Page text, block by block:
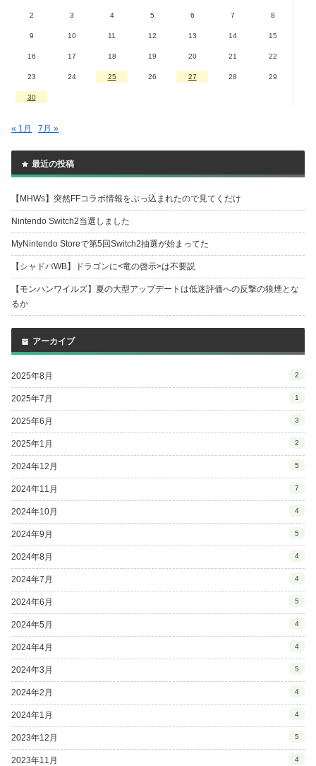
2 3 4 5 6 7 8
9 10 11 12 13 14 15
16 17 18 19 20 21 22
23 24 25 26 27 28 29
30
« 1月 7月 »
最近の投稿
【MHWs】突然FFコラボ情報をぶっ込まれたので見てくだけ
Nintendo Switch2当選しました
MyNintendo Storeで第5回Switch2抽選が始まってた
【シャドバWB】ドラゴンに<竜の啓示>は不要説
【モンハンワイルズ】夏の大型アップデートは低迷評価への反撃の狼煙とな
るか
アーカイブ
2025年8月 2
2025年7月 1
2025年6月 3
2025年1月 2
2024年12月 5
2024年11月 7
2024年10月 4
2024年9月 5
2024年8月 4
2024年7月 4
2024年6月 5
2024年5月 4
2024年4月 4
2024年3月 5
2024年2月 4
2024年1月 4
2023年12月 5
2023年11月 4